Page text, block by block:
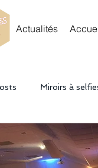
Actualités
Miroirs à
Tendance &